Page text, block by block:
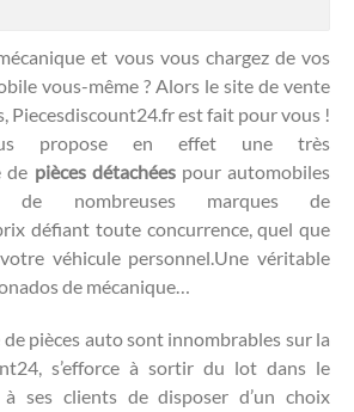
et vous vous chargez de vos
vous-même ? Alors le site de vente
Piecesdiscount24.fr est fait pour vous !
propose en effet une très
de pièces détachéespour automobiles
de nombreuses marques de
défiant toute concurrence, quel que
véhicule personnel.Une véritable
de mécanique…
de pièces auto sont innombrables sur la
s’efforce à sortir du lot dans le
ses clients de disposer d’un choix